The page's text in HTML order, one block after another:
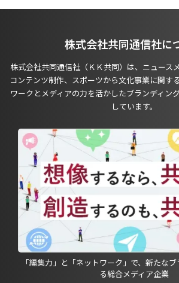
株式会社共同通信社に
株式会社共同通信社（ＫＫ共同）は、ニュース
コンテンツ制作、スポーツから文化事業に関す
ワークとメディアの力を活かしたブランディン
しています。
「編集力」と「ネットワーク」で、新たな
る総合メディア企業